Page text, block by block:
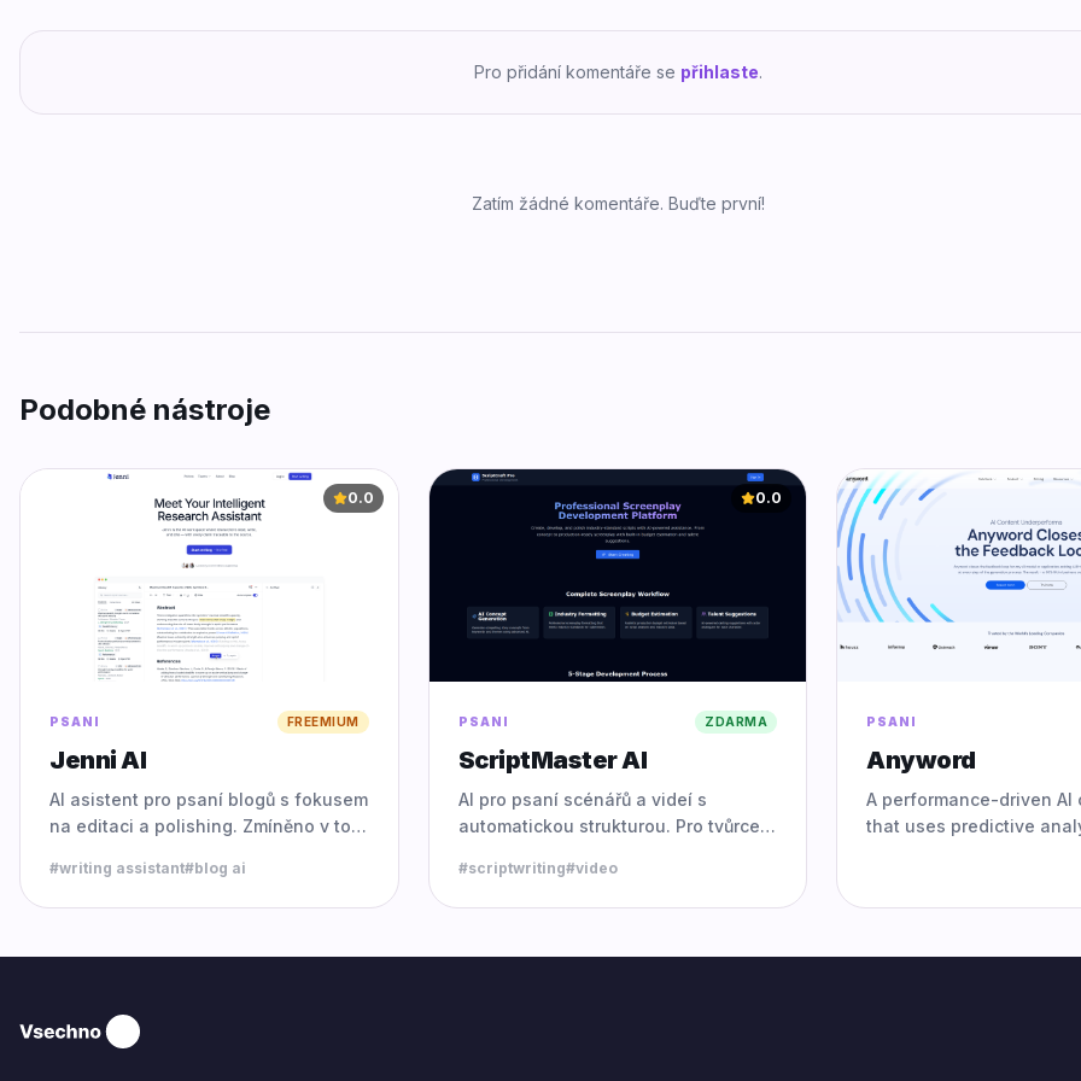
Pro přidání komentáře se přihlaste.
Zatím žádné komentáře. Buďte první!
Podobné nástroje
0.0
PSANI FREEMIUM
Jenni AI
AI asistent pro psaní blogů s fokusem
na editaci a polishing. Zmíněno v top
#writing assistant#blog ai
0.0
PSANI ZDARMA
ScriptMaster AI
AI pro psaní scénářů a videí s
automatickou strukturou. Pro tvůrce
#scriptwriting#video
PSANI
Anyword
A performance-driven AI
that uses predictive